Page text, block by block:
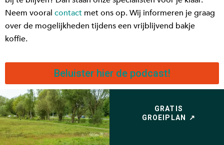
Neem vooral contact met ons op. Wij informeren je graag
over de mogelijkheden tijdens een vrijblijvend bakje
koffie.
Beluister hier de podcast!
GRATIS
GROEIPLAN